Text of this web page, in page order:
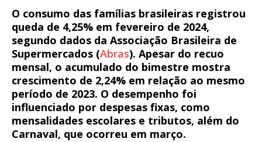
O consumo das famílias brasileiras registrou
queda de 4,25% em fevereiro de 2024,
segundo dados da Associação Brasileira de
Supermercados (Abras). Apesar do recuo
mensal, o acumulado do bimestre mostra
crescimento de 2,24% em relação ao mesmo
período de 2023. O desempenho foi
influenciado por despesas fixas, como
mensalidades escolares e tributos, além do
Carnaval, que ocorreu em março.